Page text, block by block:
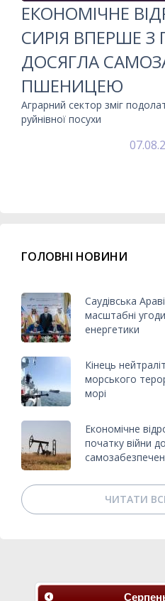
ЕКОНОМІЧНЕ
СИРІЯ ВПЕРШЕ З
ДОСЯГЛА
ПШЕНИЦЕЮ
Аграрний сектор зміг
руйнівної посухи
ГОЛОВНІ НОВИНИ
Саудівська
масштабні
енергетики
Кінець
морського
морі
Економічне
початку війни
ЧИТАТИ